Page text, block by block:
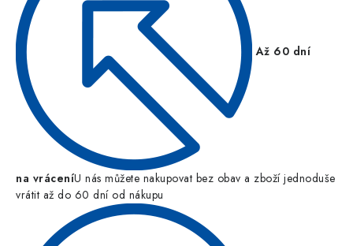
Až 60 dní
na vráceníU nás můžete nakupovat bez obav a zboží jednoduše
vrátit až do 60 dní od nákupu